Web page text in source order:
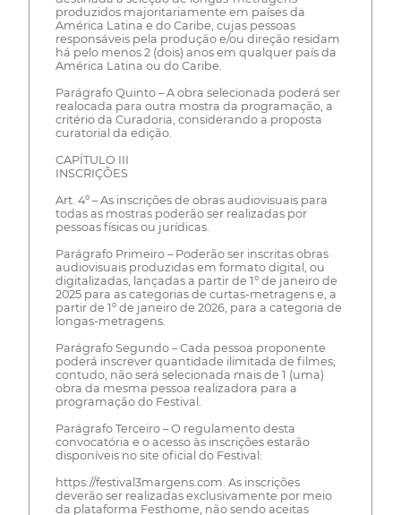
produzidos majoritariamente em países da
América Latina e do Caribe, cujas pessoas
responsáveis pela produção e/ou direção residam
há pelo menos 2 (dois) anos em qualquer país da
América Latina ou do Caribe.
Parágrafo Quinto – A obra selecionada poderá ser
realocada para outra mostra da programação, a
critério da Curadoria, considerando a proposta
curatorial da edição.
CAPÍTULO III
INSCRIÇÕES
Art. 4º – As inscrições de obras audiovisuais para
todas as mostras poderão ser realizadas por
pessoas físicas ou jurídicas.
Parágrafo Primeiro – Poderão ser inscritas obras
audiovisuais produzidas em formato digital, ou
digitalizadas, lançadas a partir de 1º de janeiro de
2025 para as categorias de curtas-metragens e, a
partir de 1º de janeiro de 2026, para a categoria de
longas-metragens.
Parágrafo Segundo – Cada pessoa proponente
poderá inscrever quantidade ilimitada de filmes;
contudo, não será selecionada mais de 1 (uma)
obra da mesma pessoa realizadora para a
programação do Festival.
Parágrafo Terceiro – O regulamento desta
convocatória e o acesso às inscrições estarão
disponíveis no site oficial do Festival:
https://festival3margens.com. As inscrições
deverão ser realizadas exclusivamente por meio
da plataforma Festhome, não sendo aceitas